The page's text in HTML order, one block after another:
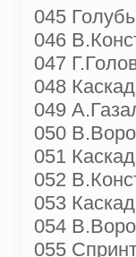
045
046
047
048
049
050
051
052
053
054
055